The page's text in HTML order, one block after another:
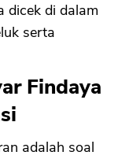
dicek di dalam
serta
Findaya
adalah soal